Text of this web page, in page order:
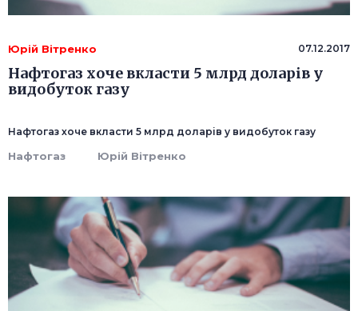
Юрій Вітренко 07.12.2017
Нафтогаз хоче вкласти 5 млрд доларів у
видобуток газу
Нафтогаз хоче вкласти 5 млрд доларів у видобуток газу
Нафтогаз Юрій Вітренко